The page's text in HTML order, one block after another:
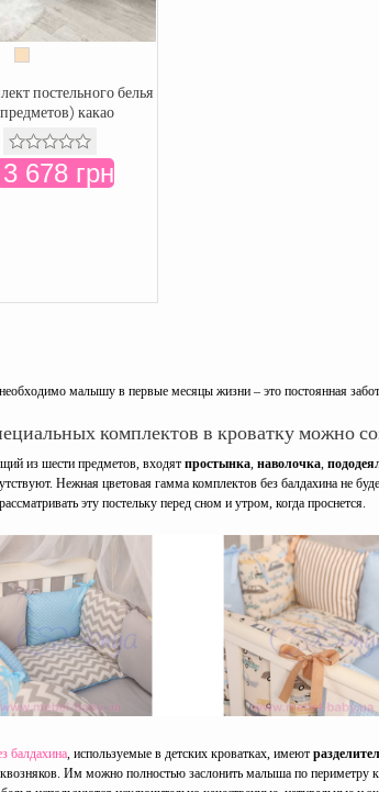
постельного белья
какао
678 грн
малышу в первые месяцы жизни – это постоянная
комплектов в кроватку можно
из шести предметов, входят простынка, наволочка,
Нежная цветовая гамма комплектов без балдахина не
эту постельку перед сном и утром, когда проснется.
балдахина, используемые в детских кроватках, имеют
Им можно полностью заслонить малыша по периметру